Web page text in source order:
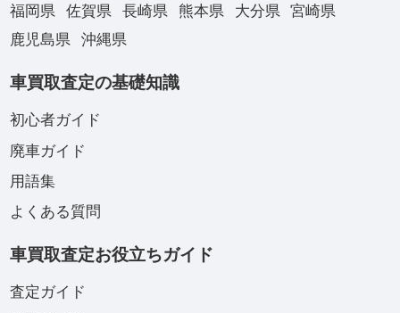
福岡県
佐賀県 長崎県 熊本県 大分県
宮崎県
鹿児島県
沖縄県
車買取査定の基礎知識
初心者ガイド
廃車ガイド
用語集
よくある質問
車買取査定お役立ちガイド
査定ガイド